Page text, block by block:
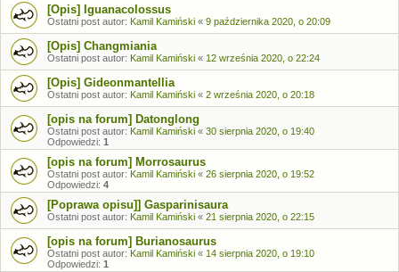
[Opis] Iguanacolossus
Ostatni post autor: Kamil Kamiński « 9 października 2020, o 20:09
[Opis] Changmiania
Ostatni post autor: Kamil Kamiński « 12 września 2020, o 22:24
[Opis] Gideonmantellia
Ostatni post autor: Kamil Kamiński « 2 września 2020, o 20:18
[opis na forum] Datonglong
Ostatni post autor: Kamil Kamiński « 30 sierpnia 2020, o 19:40
Odpowiedzi: 1
[opis na forum] Morrosaurus
Ostatni post autor: Kamil Kamiński « 26 sierpnia 2020, o 19:52
Odpowiedzi: 4
[Poprawa opisu]] Gasparinisaura
Ostatni post autor: Kamil Kamiński « 21 sierpnia 2020, o 22:15
[opis na forum] Burianosaurus
Ostatni post autor: Kamil Kamiński « 14 sierpnia 2020, o 19:10
Odpowiedzi: 1